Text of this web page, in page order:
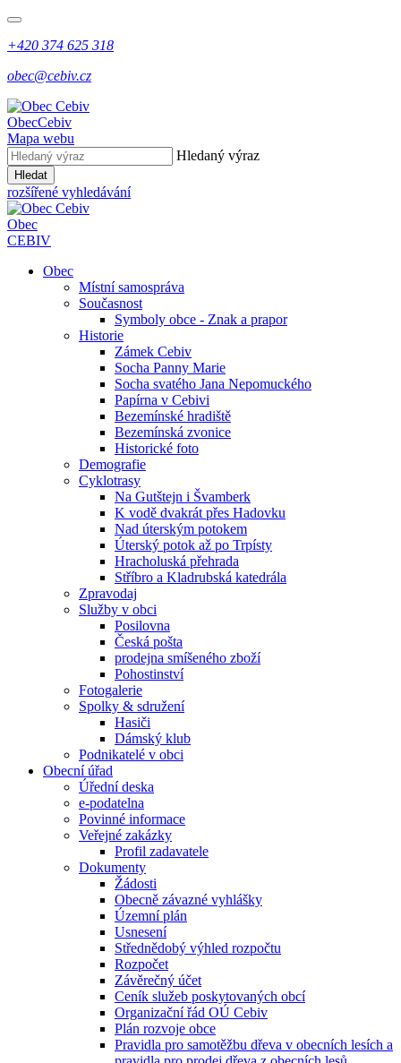
+420 374 625 318
obec@cebiv.cz
ObecCebiv
Mapa webu
Hledaný výraz
Hledat
rozšířené vyhledávání
Obec
CEBIV
Obec
Místní samospráva
Současnost
Symboly obce - Znak a prapor
Historie
Zámek Cebiv
Socha Panny Marie
Socha svatého Jana Nepomuckého
Papírna v Cebivi
Bezemínské hradiště
Bezemínská zvonice
Historické foto
Demografie
Cyklotrasy
Na Gutštejn i Švamberk
K vodě dvakrát přes Hadovku
Nad úterským potokem
Úterský potok až po Trpísty
Hracholuská přehrada
Stříbro a Kladrubská katedrála
Zpravodaj
Služby v obci
Posilovna
Česká pošta
prodejna smíšeného zboží
Pohostinství
Fotogalerie
Spolky & sdružení
Hasiči
Dámský klub
Podnikatelé v obci
Obecní úřad
Úřední deska
e-podatelna
Povinné informace
Veřejné zakázky
Profil zadavatele
Dokumenty
Žádosti
Obecně závazné vyhlášky
Územní plán
Usnesení
Střednědobý výhled rozpočtu
Rozpočet
Závěrečný účet
Ceník služeb poskytovaných obcí
Organizační řád OÚ Cebiv
Plán rozvoje obce
Pravidla pro samotěžbu dřeva v obecních lesích a